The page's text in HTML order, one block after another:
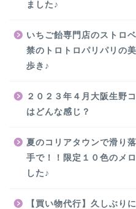
ました♪
いちご飴専門店のストロ
禁のトロトロパリパリの
歩き♪
２０２３年４月大阪生野
はどんな感じ？
夏のコリアタウンで滑り
手で！！限定１０色のメ
した♪
【買い物代行】久しぶり